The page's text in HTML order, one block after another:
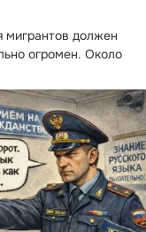
мигрантов должен
огромен. Около